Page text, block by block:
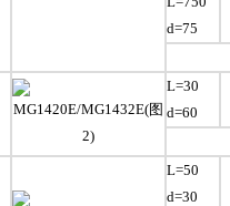
d=75
L=30
d=60
L=50
d=30